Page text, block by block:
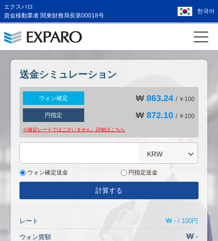
エクスパロ
資金移動業者 関東財務局長第00018号
한국어
送金シミュレーション
ウォン確定 ₩863.24 / ￥100
円指定 ₩872.10 / ￥100
※確定レートではございません。詳細は こちら
KRW
ウォン確定送金 円指定送金
計算する
レート ₩ - / 100円
ウォン貨額 ₩ -